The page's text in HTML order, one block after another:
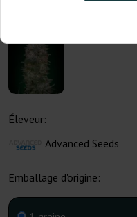
Éleveur:
Advanced Seeds
Emballage d'origine: